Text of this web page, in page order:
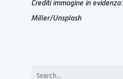
Crediti immagine in evidenza:
Miller/Unsplash